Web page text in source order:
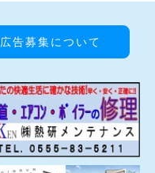
広告募集について